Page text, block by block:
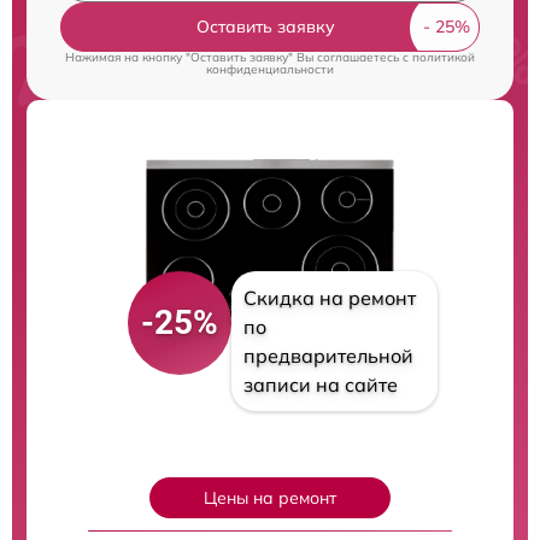
Оставить заявку
Нажимая на кнопку "Оставить заявку" Вы соглашаетесь cполитикой
конфиденциальности
-25%
Скидка на ремонт
по
предварительной
записи на сайте
Цены на ремонт